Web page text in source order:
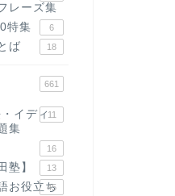
レーズ集
特集 6
ば 18
661
イディ
集
11
16
塾】 13
お役立ち
45